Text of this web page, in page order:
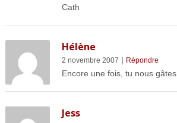
Cath
Hélène
2 novembre 2007 | Répondre
Encore une fois, tu nous gâtes.
Jess